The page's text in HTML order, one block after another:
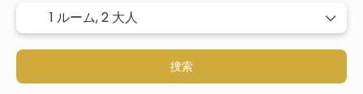
1 ルーム,2 大人
捜索